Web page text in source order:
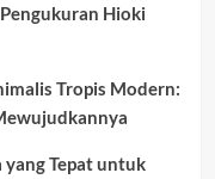
Hioki
Tropis Modern:
Tepat untuk